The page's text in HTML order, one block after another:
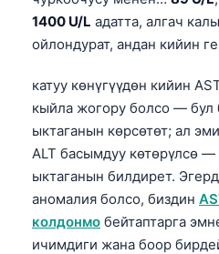
1400 U/L адатта, алгач
ойлондурат, андан кийин
катуу көнүгүүдөн кийин
кыйла жогору болсо — бул
ыктаганын көрсөтөт; ал
ALT басымдуу көтөрүлсө
ыктаганын билдирет.
аномалия болсо, биздин
колдонмо бейтаптарга
ичимдиги жана боор